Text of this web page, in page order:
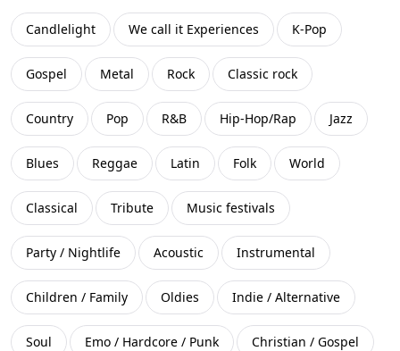
Svezia (932
Belgio (802)
Argentina (732)
Finlandia (643)
Nuova Zelanda (371)
Ungheria (330)
Colombia (270)
Singapore (267)
Candlelight We call it Experiences K-Pop
Gospel Metal Rock Classic rock
Country Pop R&B Hip-Hop/Rap Jazz
Blues Reggae Latin Folk World
Classical Tribute Music festivals
Party / Nightlife Acoustic Instrumental
Children / Family Oldies Indie / Alternative
Soul Emo / Hardcore / Punk Christian / Gospel